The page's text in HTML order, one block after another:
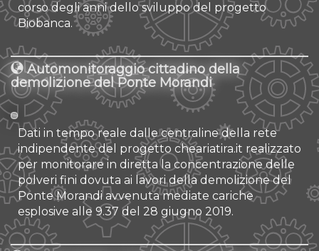
corso degli anni dello sviluppo del progetto
Biobanca.
Automonitoraggio cittadino della
demolizione del Ponte Morandi
Dati in tempo reale dalle centraline della rete
indipendente del progetto cheariatira.it realizzato
per monitorare in diretta la concentrazione delle
polveri fini dovuta ai lavori della demolizione del
Ponte Morandi avvenuta mediate cariche
esplosive alle 9.37 del 28 giugno 2019.